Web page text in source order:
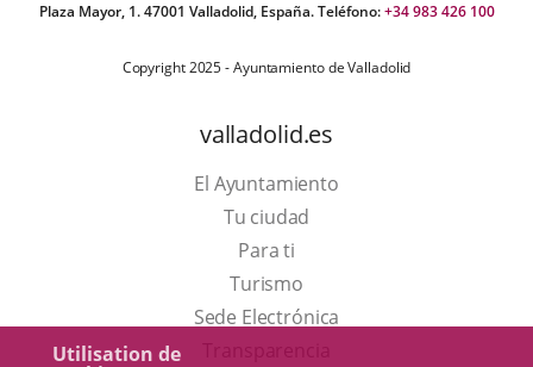
Utilisation de
Plaza Mayor, 1. 47001 Valladolid, España. Teléfono:+34 983 426 100
Copyright 2025 - Ayuntamiento de Valladolid
valladolid.es
El Ayuntamiento
Tu ciudad
Para ti
TurismoEste
enlace
Sede Electrónica